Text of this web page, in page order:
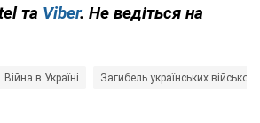
та Viber. Не ведіться на
Війна в Україні Загибель українських